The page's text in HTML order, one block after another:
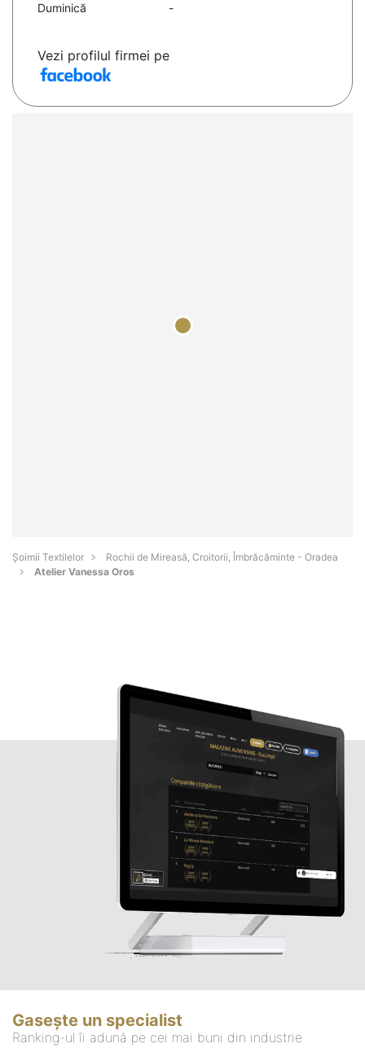
Duminică
-
Vezi profilul firmei pe
Șoimii Textilelor
Rochii de Mireasă, Croitorii, Îmbrăcăminte - Oradea
Atelier Vanessa Oros
Gasește un specialist
Ranking-ul îi adună pe cei mai buni din industrie